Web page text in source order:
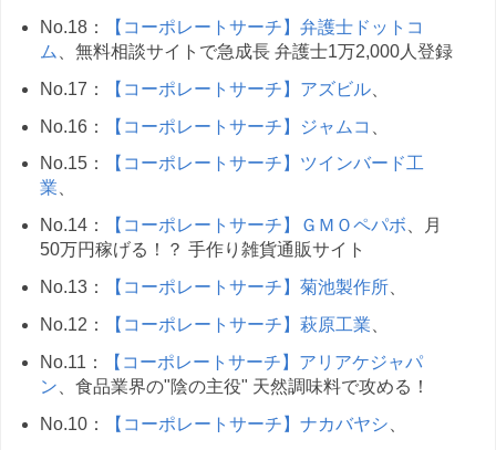
No.18：
【コーポレートサーチ】弁護士ドットコ
ム 、無料相談サイトで急成長 弁護士1万2,000人登録
No.17：
【コーポレートサーチ】アズビル、
No.16：
【コーポレートサーチ】ジャムコ
No.15：
【コーポレートサーチ】ツインバード工
業
No.14：
【コーポレートサーチ】ＧＭＯペパボ 、月
50万円稼げる！？ 手作り雑貨通販サイト
No.13：
【コーポレートサーチ】菊池製作所、
No.12：
【コーポレートサーチ】萩原工業
No.11：
【コーポレートサーチ】アリアケジャパ
ン 、食品業界の"陰の主役" 天然調味料で攻める！
No.10：
【コーポレートサーチ】ナカバヤシ